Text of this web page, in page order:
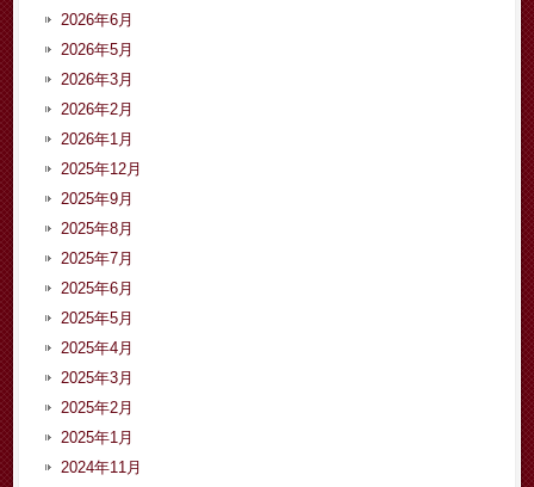
2026年6月
2026年5月
2026年3月
2026年2月
2026年1月
2025年12月
2025年9月
2025年8月
2025年7月
2025年6月
2025年5月
2025年4月
2025年3月
2025年2月
2025年1月
2024年11月